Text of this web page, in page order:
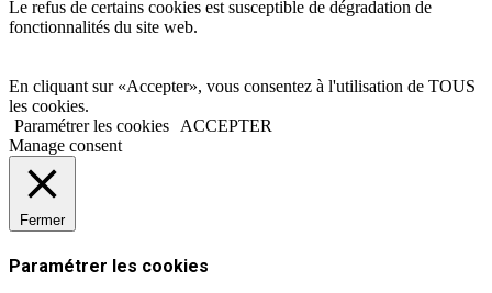
Le refus de certains cookies est susceptible de dégradation de
fonctionnalités du site web.
En cliquant sur «Accepter», vous consentez à l'utilisation de TOUS
les cookies.
Paramétrer les cookies
ACCEPTER
Manage consent
Fermer
Paramétrer les cookies